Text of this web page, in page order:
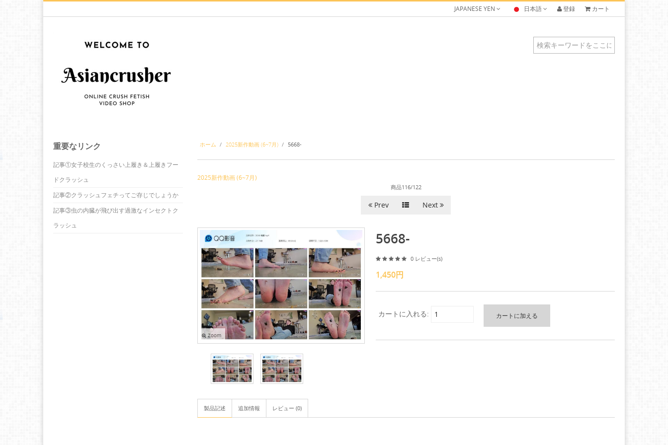
JAPANESE YEN 日本語 登録 カート
重要なリンク
記事①女子校生のくっさい上履き＆上履きフー
ドクラッシュ
記事②クラッシュフェチってご存じでしょうか
記事③虫の内臓が飛び出す過激なインセクトク
ラッシュ
ホーム / 2025新作動画 (6~7月) / 5668-
2025新作動画 (6~7月)
商品116/122
Prev Next
Zoom
5668-
0 レビュー(s)
1,450円
カートに入れる:
製品記述 追加情報 レビュー (0)